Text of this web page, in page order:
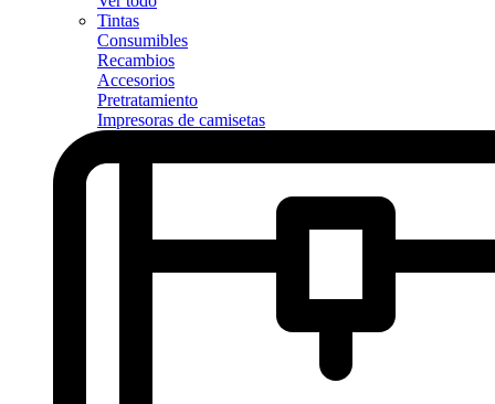
Tintas
Consumibles
Recambios
Accesorios
Pretratamiento
Impresoras de camisetas